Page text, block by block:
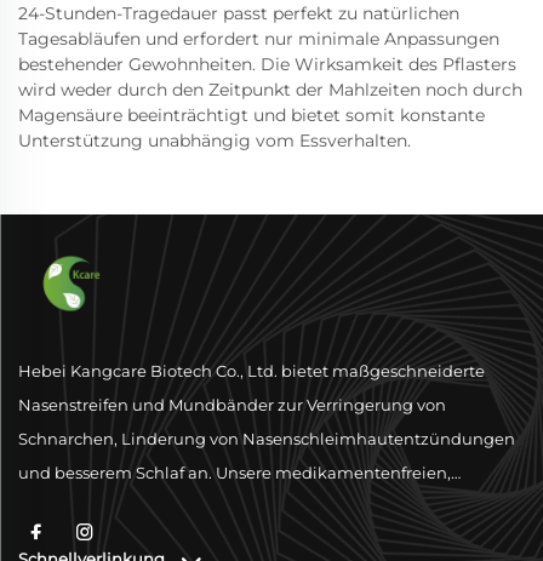
24-Stunden-Tragedauer passt perfekt zu natürlichen
Tagesabläufen und erfordert nur minimale Anpassungen
bestehender Gewohnheiten. Die Wirksamkeit des Pflasters
wird weder durch den Zeitpunkt der Mahlzeiten noch durch
Magensäure beeinträchtigt und bietet somit konstante
Unterstützung unabhängig vom Essverhalten.
Hebei Kangcare Biotech Co., Ltd. bietet maßgeschneiderte
Nasenstreifen und Mundbänder zur Verringerung von
Schnarchen, Linderung von Nasenschleimhautentzündungen
und besserem Schlaf an. Unsere medikamentenfreien,
Atmung mit hochwertigen Materialien und globaler